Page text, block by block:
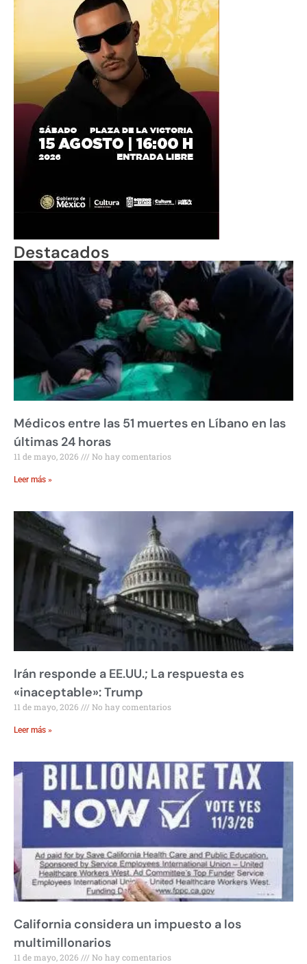
Destacados
Médicos entre las 51 muertes en Líbano en las
últimas 24 horas
11 de mayo, 2026 No hay comentarios
Leer más »
Irán responde a EE.UU.; La respuesta es
«inaceptable»: Trump
11 de mayo, 2026 No hay comentarios
Leer más »
California considera un impuesto a los
multimillonarios
11 de mayo, 2026 No hay comentarios